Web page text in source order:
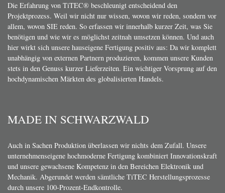
Die Erfahrung von TiTEC® beschleunigt entscheidend den
Projektprozess. Weil wir nicht nur wissen, wovon wir reden, sondern vor
allem, wovon SIE reden. So erfassen wir innerhalb kurzer Zeit, was Sie
benötigen und wie wir es möglichst zeitnah umsetzen können. Und auch
hier wirkt sich unsere hauseigene Fertigung positiv aus: Da wir komplett
unabhängig von externen Partnern produzieren, kommen unsere Kunden
stets in den Genuss kurzer Lieferzeiten. Ein wichtiger Vorsprung auf den
hochdynamischen Märkten des globalisierten Handels.
MADE IN SCHWARZWALD
Auch in Sachen Produktion überlassen wir nichts dem Zufall. Unsere
unternehmenseigene hochmoderne Fertigung kombiniert Innovationskraft
und unsere gewachsene Kompetenz in den Bereichen Elektronik und
Mechanik. Abgerundet werden sämtliche TiTEC Herstellungsprozesse
durch unsere 100-Prozent-Endkontrolle.